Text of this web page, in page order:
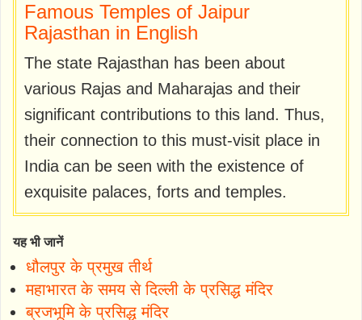
Famous Temples of Jaipur
Rajasthan in English
The state Rajasthan has been about
various Rajas and Maharajas and their
significant contributions to this land. Thus,
their connection to this must-visit place in
India can be seen with the existence of
exquisite palaces, forts and temples.
यह भी जानें
धौलपुर के प्रमुख तीर्थ
महाभारत के समय से दिल्ली के प्रसिद्ध मंदिर
ब्रजभूमि के प्रसिद्ध मंदिर